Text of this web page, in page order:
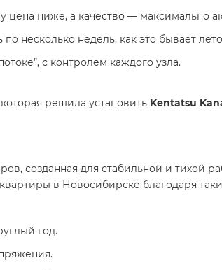
цена ниже, а качество — максимально
несколько недель, как это бывает
с контролем каждого узла.
решила установить Kentatsu
созданная для стабильной и тихой
в Новосибирске благодаря
год.